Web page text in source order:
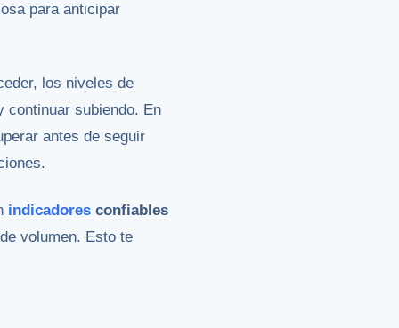
para anticipar
los niveles de
subiendo. En
antes de seguir
indicadores confiables
volumen. Esto te